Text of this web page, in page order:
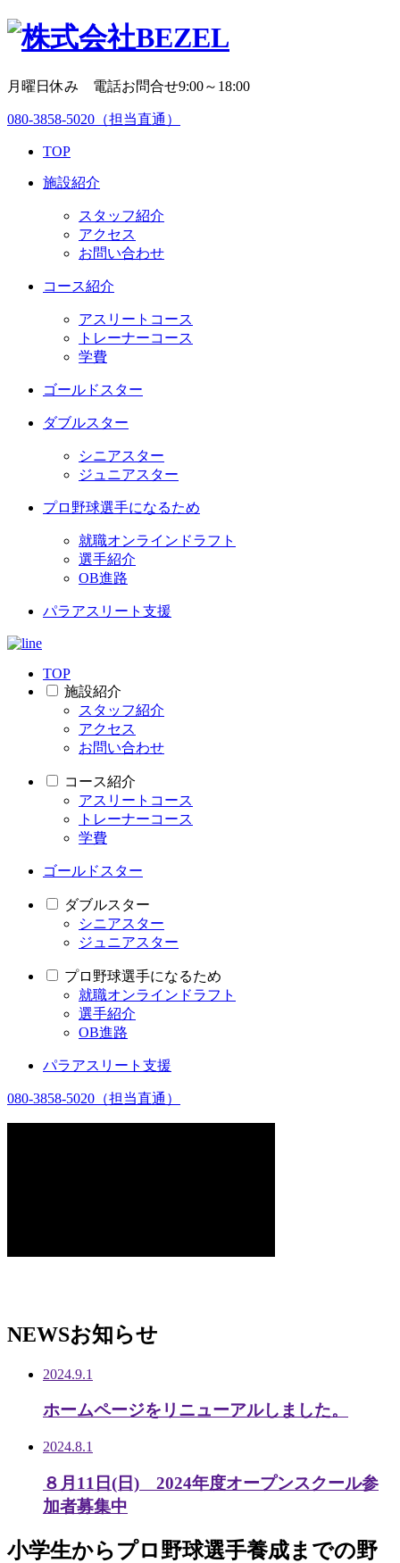
月曜日休み 電話お問合せ9:00～18:00
080-3858-5020 （担当直通）
TOP
施設紹介
スタッフ紹介
アクセス
お問い合わせ
コース紹介
アスリートコース
トレーナーコース
学費
ゴールドスター
ダブルスター
シニアスター
ジュニアスター
プロ野球選手になるため
就職オンラインドラフト
選手紹介
OB進路
パラアスリート支援
TOP
施設紹介
スタッフ紹介
アクセス
お問い合わせ
コース紹介
アスリートコース
トレーナーコース
学費
ゴールドスター
ダブルスター
シニアスター
ジュニアスター
プロ野球選手になるため
就職オンラインドラフト
選手紹介
OB進路
パラアスリート支援
080-3858-5020 （担当直通）
NEWSお知らせ
2024.9.1
ホームページをリニューアルしました。
2024.8.1
８月11日(日) 2024年度オープンスクール参
加者募集中
小学生からプロ野球選手養成までの野